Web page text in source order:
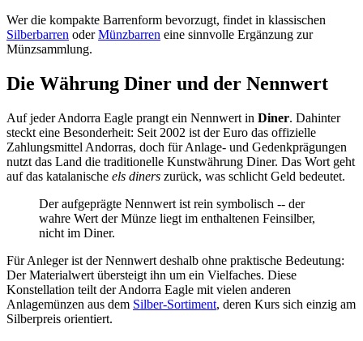
Wer die kompakte Barrenform bevorzugt, findet in klassischen
Silberbarren oderMünzbarren eine sinnvolle Ergänzung zur
Münzsammlung.
Die Währung Diner und der Nennwert
Auf jeder Andorra Eagle prangt ein Nennwert in Diner. Dahinter
steckt eine Besonderheit: Seit 2002 ist der Euro das offizielle
Zahlungsmittel Andorras, doch für Anlage- und Gedenkprägungen
nutzt das Land die traditionelle Kunstwährung Diner. Das Wort geht
auf das katalanische els diners zurück, was schlicht Geld bedeutet.
Der aufgeprägte Nennwert ist rein symbolisch -- der
wahre Wert der Münze liegt im enthaltenen Feinsilber,
nicht im Diner.
Für Anleger ist der Nennwert deshalb ohne praktische Bedeutung:
Der Materialwert übersteigt ihn um ein Vielfaches. Diese
Konstellation teilt der Andorra Eagle mit vielen anderen
Anlagemünzen aus dem Silber-Sortiment, deren Kurs sich einzig am
Silberpreis orientiert.